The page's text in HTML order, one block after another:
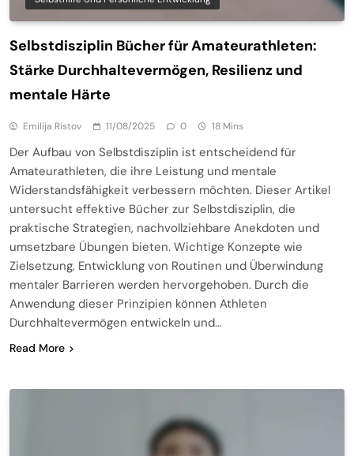
Selbstdisziplin Bücher für Amateurathleten:
Stärke Durchhaltevermögen, Resilienz und
mentale Härte
Emilija Ristov 11/08/2025 0 18 Mins
Der Aufbau von Selbstdisziplin ist entscheidend für
Amateurathleten, die ihre Leistung und mentale
Widerstandsfähigkeit verbessern möchten. Dieser Artikel
untersucht effektive Bücher zur Selbstdisziplin, die
praktische Strategien, nachvollziehbare Anekdoten und
umsetzbare Übungen bieten. Wichtige Konzepte wie
Zielsetzung, Entwicklung von Routinen und Überwindung
mentaler Barrieren werden hervorgehoben. Durch die
Anwendung dieser Prinzipien können Athleten
Durchhaltevermögen entwickeln und…
Read More